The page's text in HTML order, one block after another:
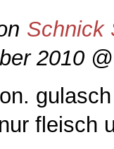
Schnick
2010
fleisch